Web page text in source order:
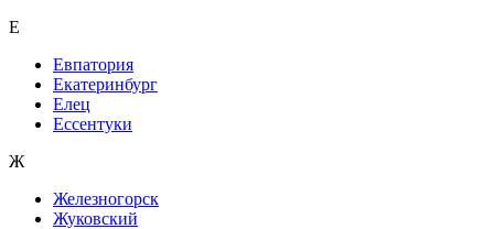
Е
Евпатория
Екатеринбург
Елец
Ессентуки
Ж
Железногорск
Жуковский